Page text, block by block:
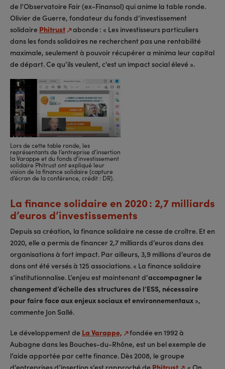
de l’Observatoire Fair (ex-Finansol) qui anime la table ronde.
Olivier de Guerre, fondateur du fonds d’investissement
solidaire Phitrust abonde : « Les investisseurs particuliers
dans les fonds solidaires ne recherchent pas une rentabilité
maximale, seulement à pouvoir récupérer a minima leur capital
de départ. Ce qu’ils veulent, c'est un impact social élevé ».
Lors de cette table ronde, les
représentants de l’entreprise d’insertion
la Varappe et du fonds d’investissement
solidaire Phitrust ont expliqué leur
vision de la finance solidaire (capture
d’écran de la conférence, crédit : DR).
La finance solidaire en 2020 : 2,7 milliards
d’euros d’investissements
Depuis sa création, la finance solidaire ne cesse de croître. Et en
2020, elle a permis de financer 2,7 milliards d’euros dans des
organisations à fort impact. Par ailleurs, 3,9 millions d’euros de
dons ont été versés à 125 associations. « La finance solidaire
s’institutionnalise. L’enjeu est maintenant d’accompagner le
changement d’échelle des structures de l’ESS, nécessaire
pour faire face aux enjeux sociaux et environnementaux »,
commente Jon Sallé.
Le développement de La Varappe,
fondée en 1992 à
Aubagne dans les Bouches-du-Rhône, est un bel exemple de
l’aide apportée par cette finance. Dès 2008, le groupe
d’entreprises d’insertion s’est rapproché de Phitrust . « On